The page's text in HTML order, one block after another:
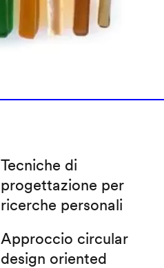
Tecniche di
progettazione per
ricerche personali
Approccio circular
design oriented